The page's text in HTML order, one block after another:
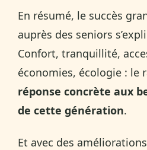
En résumé, le succès
auprès des seniors
Confort, tranquillité,
économies, écologie : le
réponse concrète aux
de cette génération.
Et avec des